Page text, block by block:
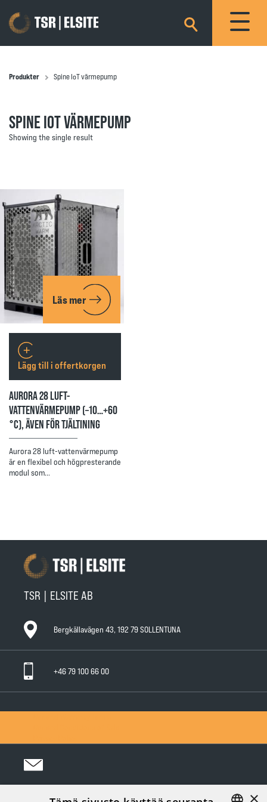
×
Produkter Spine IoT värmepump
SPINE IOT VÄRMEPUMP
Showing the single result
Läs mer
AURORA 28 LUFT-
VATTENVÄRMEPUMP (–10…+60
°C), ÄVEN FÖR TJÄLTINING
Aurora 28 luft-vattenvärmepump
är en flexibel och högpresterande
modul som…
Lägg till i offertkorgen
TSR | ELSITE AB
Bergkällavägen 43, 192 79 SOLLENTUNA
+46 79 100 66 00
×